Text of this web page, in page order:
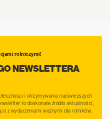
rolniczymi!
NEWSLETTERA
i otrzymywania najświeższych
to doskonałe źródło aktualności,
z wydarzeniami ważnymi dla rolników.